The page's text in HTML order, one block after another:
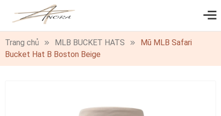
0
Trang chủ MLB BUCKET HATS
Mũ MLB Safari
Bucket Hat B Boston Beige